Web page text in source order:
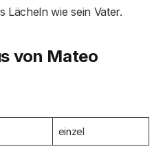
Lächeln wie sein Vater.
von Mateo
einzel